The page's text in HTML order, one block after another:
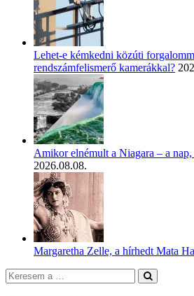
Lehet-e kémkedni közúti
rendszámfelismerő kamerákkal?
Amikor elnémult a Niagara – a
2026.08.08.
Margaretha Zelle, a hírhedt Mata